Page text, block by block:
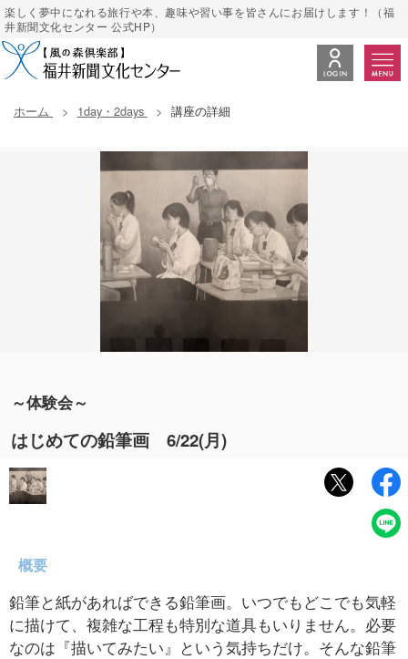
楽しく夢中になれる旅行や本、趣味や習い事を皆さんにお届けします！（福
井新聞文化センター 公式HP）
ホーム 1day・2days 講座の詳細
～体験会～
はじめての鉛筆画 6/22(月)
概要
鉛筆と紙があればできる鉛筆画。いつでもどこでも気軽
に描けて、複雑な工程も特別な道具もいりません。必要
なのは『描いてみたい』という気持ちだけ。そんな鉛筆